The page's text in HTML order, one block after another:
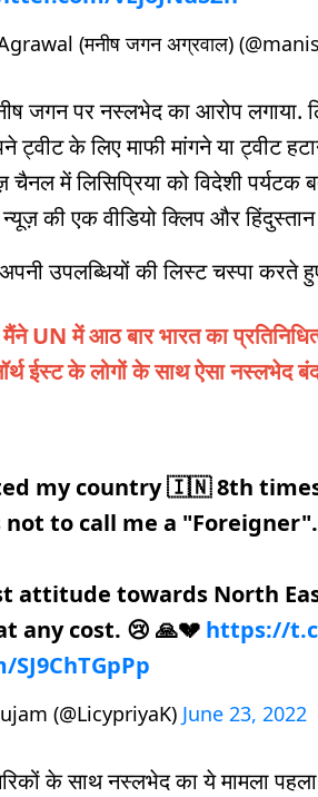
(मनीष जगन अग्रवाल)
जगन पर नस्लभेद का आरोप लगाया.
ट्वीट के लिए माफी मांगने या ट्वीट
चैनल में लिसिप्रिया को विदेशी पर्यटक
न्यूज़ की एक वीडियो क्लिप और
उपलब्धियों की लिस्ट चस्पा करते
UN में आठ बार भारत का
ईस्ट के लोगों के साथ ऐसा नस्लभेद
my country 🇮🇳 8th
not to call me a "Foreigner".
attitude towards North
any cost. 😢 🙏💔 https://
(@LicypriyaK) June 23, 2022
के साथ नस्लभेद का ये मामला